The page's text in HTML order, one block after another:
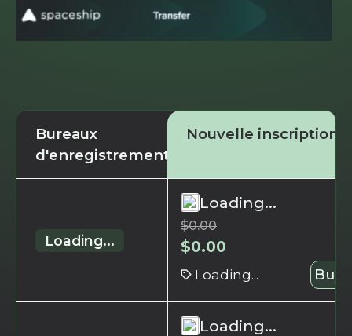
Bureaux
d'enregistrement
Nouvelle inscription
Loading...
Loading...
$0.00
$0.00
Loading... Buy
Loading...